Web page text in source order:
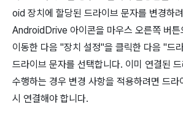
oid 장치에 할당된 드라이브 문자를 변경하
AndroidDrive 아이콘을 마우스 오른쪽 버튼
이동한 다음 "장치 설정"을 클릭한 다음 "드
드라이브 문자를 선택합니다. 이미 연결된
수행하는 경우 변경 사항을 적용하려면 드
시 연결해야 합니다.